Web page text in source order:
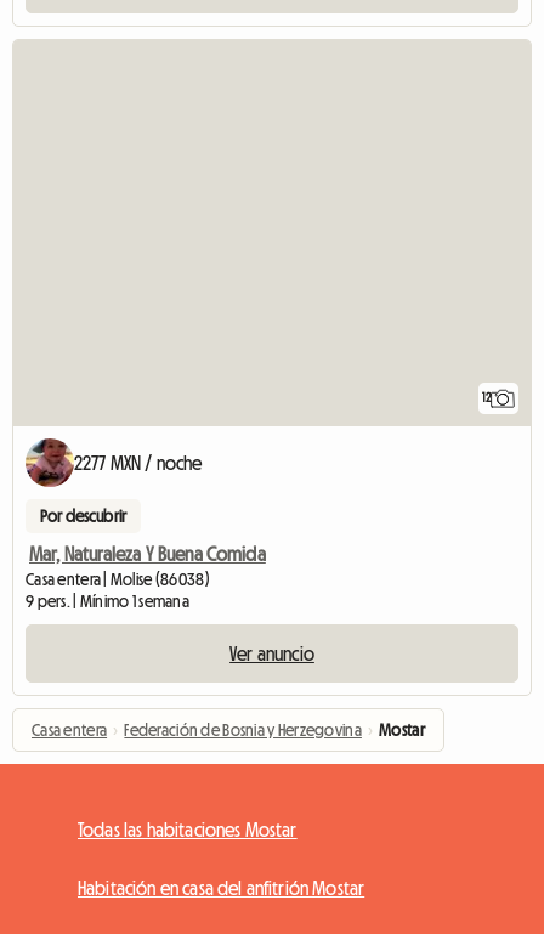
12
2277 MXN / noche
Por descubrir
Mar, Naturaleza Y Buena Comida
Casa entera | Molise (86038)
9 pers. | Mínimo 1 semana
Ver anuncio
Casa entera › Federación de Bosnia y Herzegovina › Mostar
Todas las habitaciones Mostar
Habitación en casa del anfitrión Mostar